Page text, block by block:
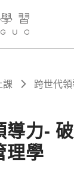
課
跨世代
導力-
理學